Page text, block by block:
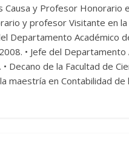
Causa y Profesor Honorario
y profesor Visitante en
Departamento Académico
• Jefe del Departamento
Decano de la Facultad de
maestría en Contabilidad de